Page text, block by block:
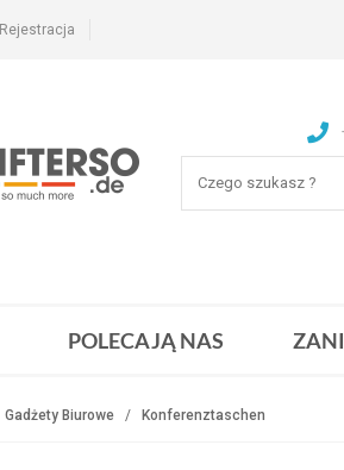
Rejestracja
POLECAJĄ NAS
Gadżety Biurowe Konferenztaschen